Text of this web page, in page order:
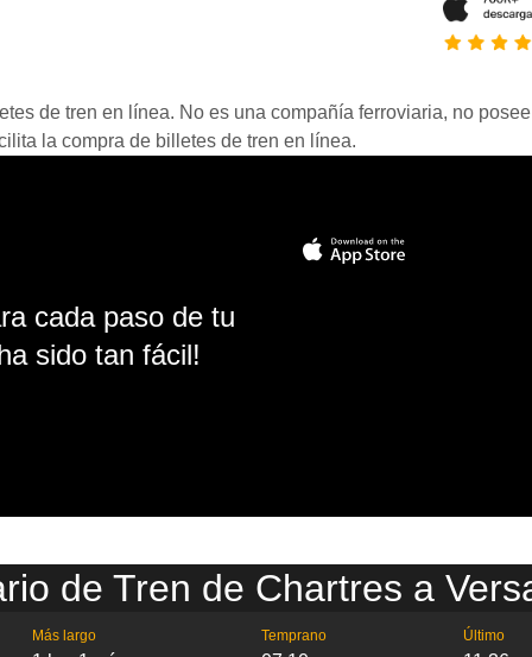
de tren en línea. No es una compañía ferroviaria, no
la compra de billetes de tren en línea.
cada paso de tu
sido tan fácil!
de Tren de Chartres a
Más largo Temprano Último